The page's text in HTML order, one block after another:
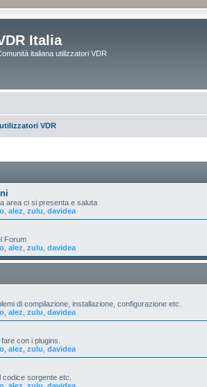
Italia
italiana utilizzatori VDR
VDR
area ci si presenta e saluta
alez zulu davidea
Forum
alez zulu davidea
di compilazione, installazione, configurazione etc.
alez zulu davidea
con i plugins.
alez zulu davidea
sorgente etc.
alez zulu davidea